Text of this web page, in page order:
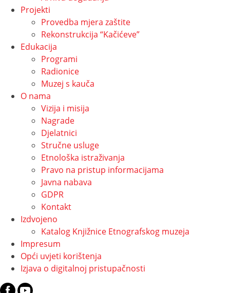
Projekti
Provedba mjera zaštite
Rekonstrukcija “Kačićeve”
Edukacija
Programi
Radionice
Muzej s kauča
O nama
Vizija i misija
Nagrade
Djelatnici
Stručne usluge
Etnološka istraživanja
Pravo na pristup informacijama
Javna nabava
GDPR
Kontakt
Izdvojeno
Katalog Knjižnice Etnografskog muzeja
Impresum
Opći uvjeti korištenja
Izjava o digitalnoj pristupačnosti